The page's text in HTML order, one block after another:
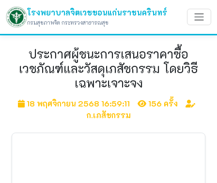
โรงพยาบาลจิตเวชขอนแก่นราชนครินทร์
กรมสุขภาพจิต กระทรวงสาธารณสุข
ประกาศผู้ชนะการเสนอราคาซื้อ
เวชภัณฑ์และวัสดุเภสัชกรรม โดยวิธี
เฉพาะเจาะจง
18 พฤศจิกายน 2568 16:59:11
156 ครั้ง
ก.เภสัชกรรม